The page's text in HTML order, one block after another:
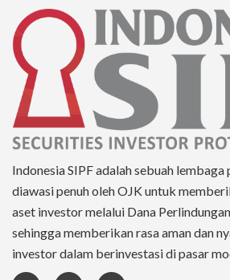
Indonesia SIPF adalah sebuah
diawasi penuh oleh OJK untuk
aset investor melalui Dana
sehingga memberikan rasa aman dan
investor dalam berinvestasi di pasar